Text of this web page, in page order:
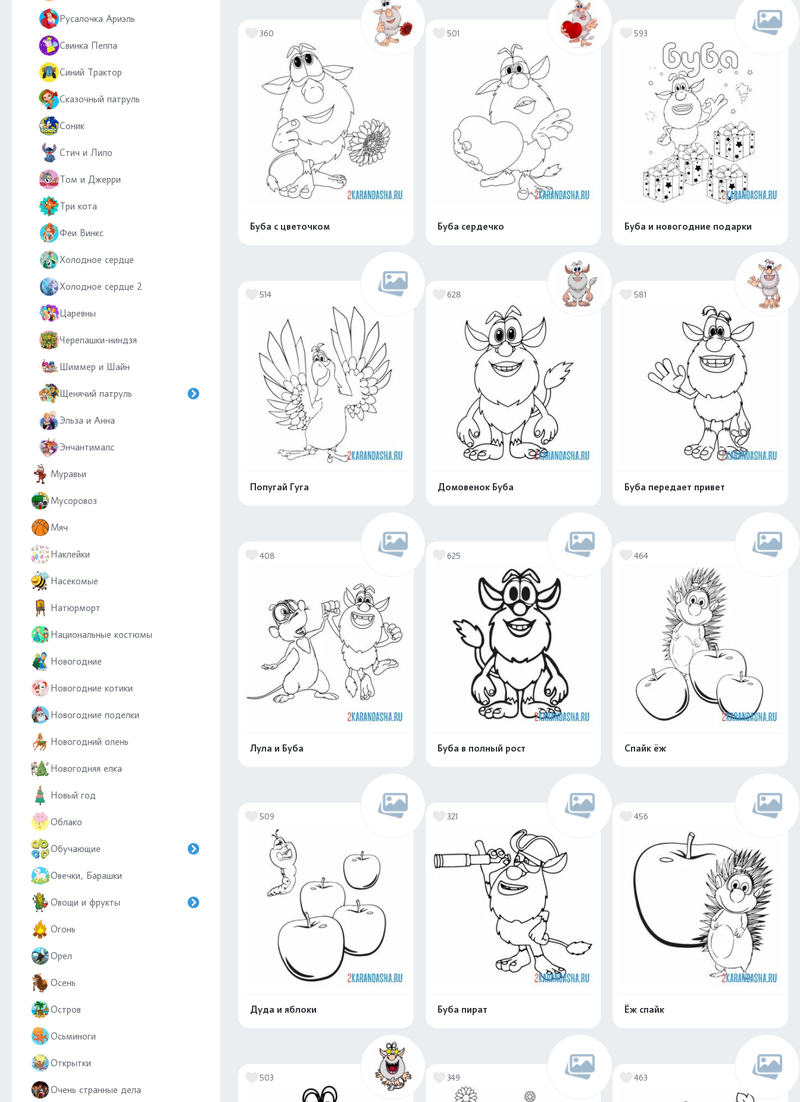
Русалочка Ариэль
Свинка Пеппа
Синий Трактор
Сказочный патруль
Соник
Стич и Лило
Том и Джерри
Три кота
Феи Винкс
Холодное сердце
Холодное сердце 2
Царевны
Черепашки-ниндзя
Шиммер и Шайн
Щенячий патруль
Эльза и Анна
Энчантималс
Муравьи
Мусоровоз
Мяч
Наклейки
Насекомые
Натюрморт
Национальные костюмы
Новогодние
Новогодние котики
Новогодние поделки
Новогодний олень
Новогодняя елка
Новый год
Облако
Обучающие
Овечки, Барашки
Овощи и фрукты
Огонь
Орел
Осень
Остров
Осьминоги
Открытки
Очень странные дела
360
Буба с цветочком
501
Буба сердечко
593
Буба и новогодние подарки
514
Попугай Гуга
628
Домовенок Буба
581
Буба передает привет
408
Лула и Буба
625
Буба в полный рост
464
Спайк ёж
509
Дуда и яблоки
321
Буба пират
456
Ёж спайк
503 349 463